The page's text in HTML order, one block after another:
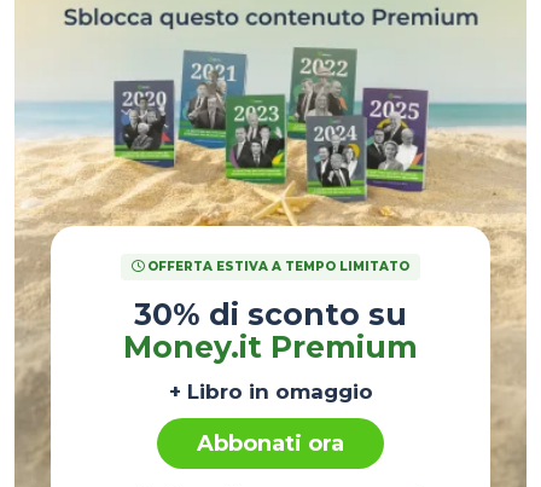
OFFERTA ESTIVA A TEMPO LIMITATO
30% di sconto su
Money.it Premium
+ Libro in omaggio
Abbonati ora